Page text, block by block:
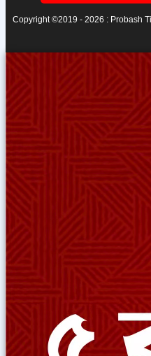
Copyright ©2019 - 2026 : Probash